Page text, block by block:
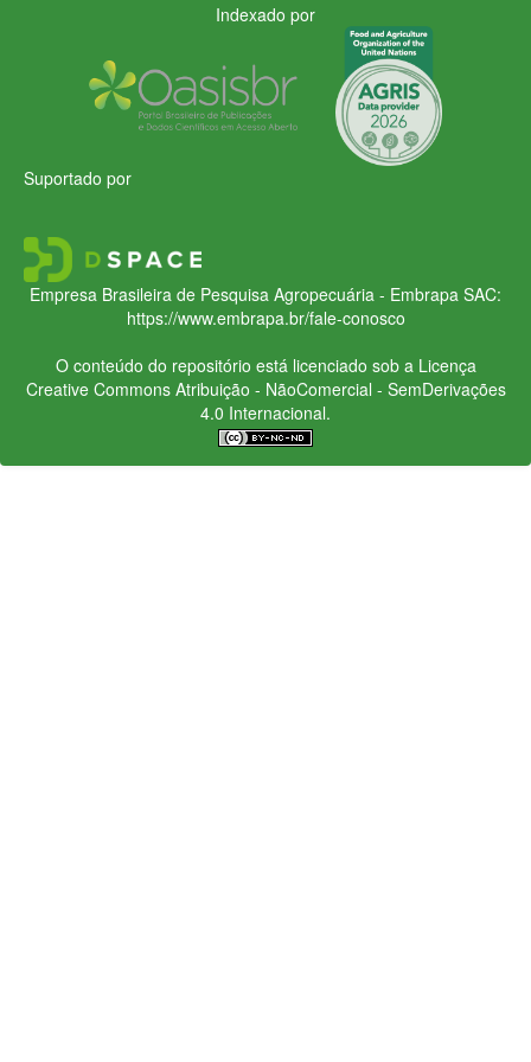
Indexado por
Suportado por
Empresa Brasileira de Pesquisa Agropecuária - Embrapa SAC:
https://www.embrapa.br/fale-conosco
O conteúdo do repositório está licenciado sob a Licença
Creative CommonsAtribuição - NãoComercial - SemDerivações
4.0 Internacional.